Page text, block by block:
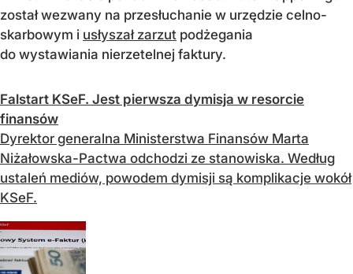
został wezwany na przesłuchanie w urzędzie celno-
skarbowym i usłyszał zarzut podżegania
do wystawiania nierzetelnej faktury.
Falstart KSeF. Jest pierwsza dymisja w resorcie
finansów
Dyrektor generalna Ministerstwa Finansów Marta
Niżałowska-Pactwa odchodzi ze stanowiska. Według
ustaleń mediów, powodem dymisji są komplikacje wokół
KSeF.